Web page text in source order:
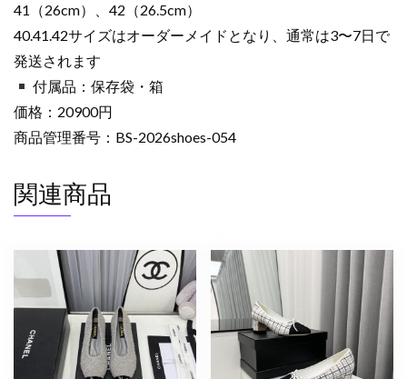
41（26cm）、42（26.5cm）
40.41.42サイズはオーダーメイドとなり、通常は3〜7日で
発送されます
付属品：保存袋・箱
価格：20900円
商品管理番号：BS-2026shoes-054
関連商品